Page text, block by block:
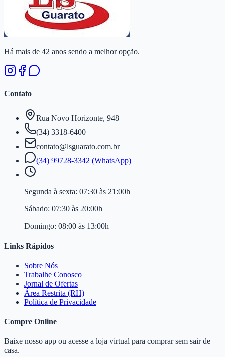
Há mais de 42 anos sendo a melhor opção.
Contato
Rua Novo Horizonte, 948
(34) 3318-6400
contato@lsguarato.com.br
(34) 99728-3342 (WhatsApp)
Segunda à sexta: 07:30 às 21:00h
Sábado: 07:30 às 20:00h
Domingo: 08:00 às 13:00h
Links Rápidos
Sobre Nós
Trabalhe Conosco
Jornal de Ofertas
Área Restrita (RH)
Política de Privacidade
Compre Online
Baixe nosso app ou acesse a loja virtual para comprar sem sair de
casa.